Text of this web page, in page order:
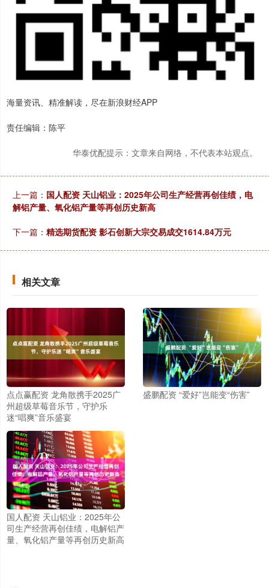
海量资讯、精准解读，尽在新浪财经APP
责任编辑：陈平
华泰优配提示：文章来自网络，不代表本站观点。
上一篇： 国人配资 天山铝业：2025年公司生产经营再创佳绩，电
解铝产量、氧化铝产量等再创历史新高
下一篇： 精选期货配资 影石创新大宗交易成交1614.84万元
相关文章
点点赢配资 龙角散携手2025广
州超级草莓音乐节，守护乐
迷“唱爽”音乐盛宴
盛鹏配资 “爱好”岂能变“伤害”
国人配资 天山铝业：2025年公
司生产经营再创佳绩，电解铝产
量、氧化铝产量等再创历史新高